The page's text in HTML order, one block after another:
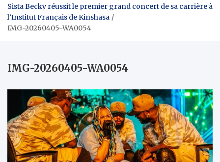
Sista Becky réussit le premier grand concert de sa carrière à
l’Institut Français de Kinshasa
IMG-20260405-WA0054
IMG-20260405-WA0054